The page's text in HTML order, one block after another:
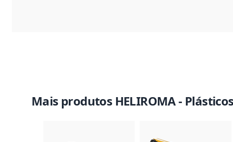
Mais produtos HELIROMA -